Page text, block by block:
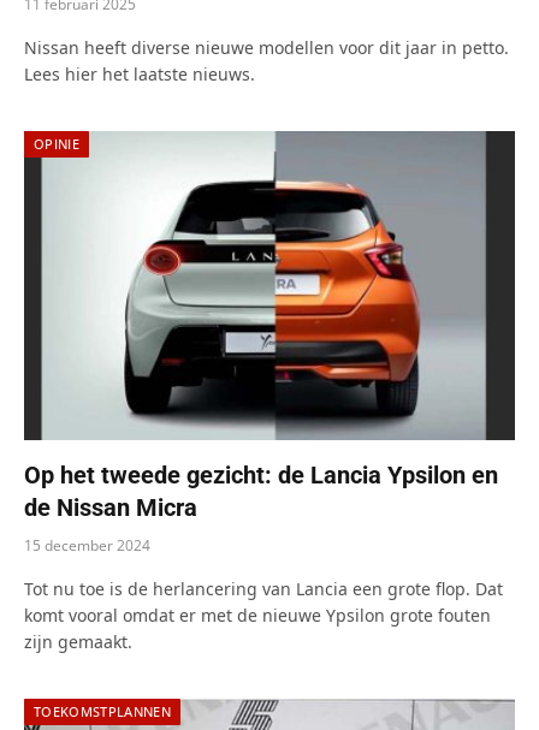
11 februari 2025
Nissan heeft diverse nieuwe modellen voor dit jaar in petto.
Lees hier het laatste nieuws.
OPINIE
Op het tweede gezicht: de Lancia Ypsilon en
de Nissan Micra
15 december 2024
Tot nu toe is de herlancering van Lancia een grote flop. Dat
komt vooral omdat er met de nieuwe Ypsilon grote fouten
zijn gemaakt.
TOEKOMSTPLANNEN